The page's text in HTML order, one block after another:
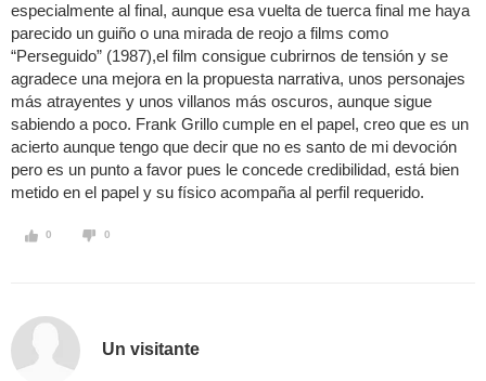
especialmente al final, aunque esa vuelta de tuerca final me haya
parecido un guiño o una mirada de reojo a films como
“Perseguido” (1987),el film consigue cubrirnos de tensión y se
agradece una mejora en la propuesta narrativa, unos personajes
más atrayentes y unos villanos más oscuros, aunque sigue
sabiendo a poco. Frank Grillo cumple en el papel, creo que es un
acierto aunque tengo que decir que no es santo de mi devoción
pero es un punto a favor pues le concede credibilidad, está bien
metido en el papel y su físico acompaña al perfil requerido.
0 0
Un visitante